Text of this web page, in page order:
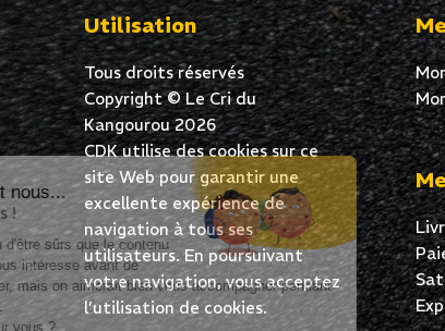
Salut c'est nous...
les Cookies !
On a attendu d'être sûrs que le contenu
de ce site vous intéresse avant de
vous déranger, mais on aimerait bien vous accompagner
votre visite...
C'est OK pour vous ?
Utilisation
Tous droits réservés
Copyright © Le Cri du
Kangourou 2026
CDK utilise des cookies sur ce
site Web pour garantir une
excellente expérience de
navigation à tous ses
utilisateurs. En poursuivant
votre navigation, vous acceptez
l’utilisation de cookies.